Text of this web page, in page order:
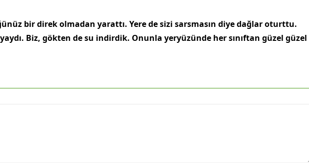
bir direk olmadan yarattı. Yere de sizi sarsmasın diye dağlar oturttu.
Biz, gök­ten de su indirdik. Onunla yeryüzünde her sınıftan güzel güzel